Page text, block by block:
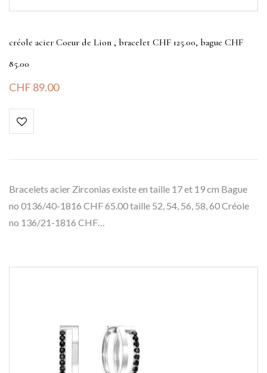
créole acier Coeur de Lion , bracelet CHF 125.00, bague CHF
85.00
CHF 89.00
Bracelets acier Zirconias existe en taille 17 et 19 cm Bague
no 0136/40-1816 CHF 65.00 taille 52, 54, 56, 58, 60 Créole
no 136/21-1816 CHF…